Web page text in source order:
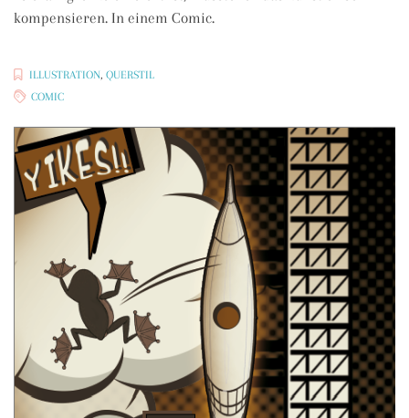
kompensieren. In einem Comic.
ILLUSTRATION, QUERSTIL
COMIC